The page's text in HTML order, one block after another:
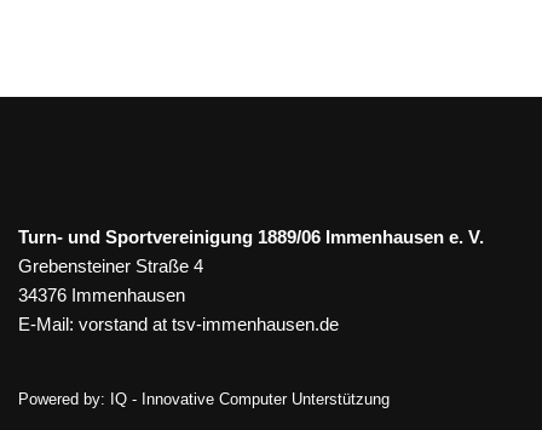
Turn- und Sportvereinigung 1889/06 Immenhausen e. V.
Grebensteiner Straße 4
34376 Immenhausen
E-Mail: vorstand at tsv-immenhausen.de
Powered by: IQ - Innovative Computer Unterstützung